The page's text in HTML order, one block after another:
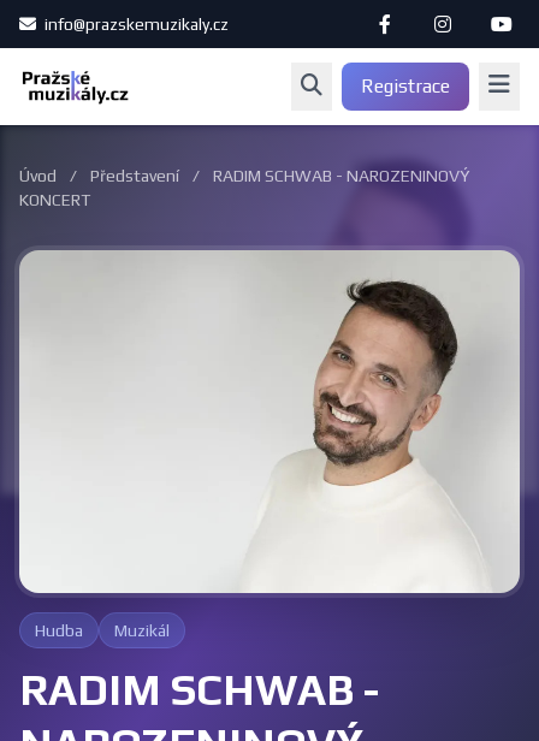
info@prazskemuzikaly.cz
Registrace
Úvod / Představení /
RADIM SCHWAB - NAROZENINOVÝ
KONCERT
Hudba Muzikál
RADIM SCHWAB -